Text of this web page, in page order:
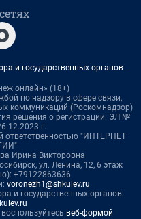
и государственных органов
онлайн» (18+)
по надзору в сфере связи,
коммуникаций (Роскомнадзор)
решения о регистрации: ЭЛ №
г.
ответственностью "ИНТЕРНЕТ
Ирина Викторовна
ул. Ленина, 12, 6 этаж
+79122863636
voronezh1@shkulev.ru
и государственных органов:
веб-формой